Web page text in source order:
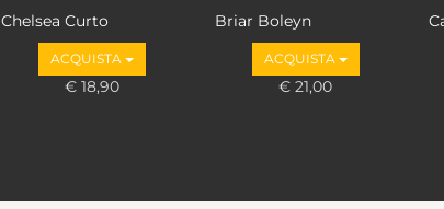
Chelsea Curto
ACQUISTA
€ 18,90
Briar Boleyn
ACQUISTA
€ 21,00